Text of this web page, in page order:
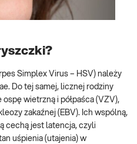
Simplex Virus – HSV) należy
Do tej samej, licznej rodziny
wietrzną i półpaśca (VZV),
zakaźnej (EBV). Ich wspólną,
cechą jest latencja, czyli
uśpienia (utajenia) w